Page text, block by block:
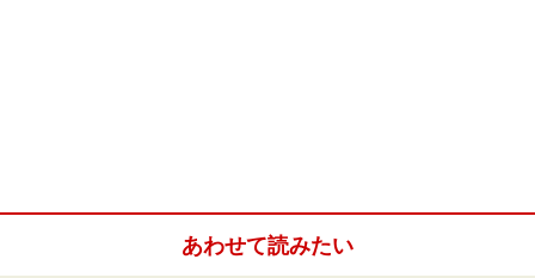
あわせて読みたい